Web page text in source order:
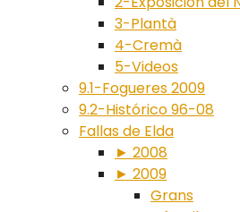
3-Plantà
4-Cremà
5-Videos
9.1-Fogueres 2009
9.2-Histórico 96-08
Fallas de Elda
► 2008
► 2009
Grans